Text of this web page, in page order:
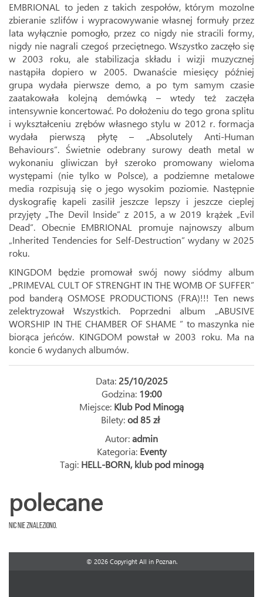
EMBRIONAL to jeden z takich zespołów, którym mozolne
zbieranie szlifów i wypracowywanie własnej formuły przez
lata wyłącznie pomogło, przez co nigdy nie stracili formy,
nigdy nie nagrali czegoś przeciętnego. Wszystko zaczęło się
w 2003 roku, ale stabilizacja składu i wizji muzycznej
nastąpiła dopiero w 2005. Dwanaście miesięcy później
grupa wydała pierwsze demo, a po tym samym czasie
zaatakowała kolejną demówką – wtedy też zaczęła
intensywnie koncertować. Po dołożeniu do tego grona splitu
i wykształceniu zrębów własnego stylu w 2012 r. formacja
wydała pierwszą płytę – „Absolutely Anti-Human
Behaviours”. Świetnie odebrany surowy death metal w
wykonaniu gliwiczan był szeroko promowany wieloma
występami (nie tylko w Polsce), a podziemne metalowe
media rozpisują się o jego wysokim poziomie. Następnie
dyskografię kapeli zasilił jeszcze lepszy i jeszcze cieplej
przyjęty „The Devil Inside” z 2015, a w 2019 krążek „Evil
Dead”. Obecnie EMBRIONAL promuje najnowszy album
„Inherited Tendencies for Self-Destruction” wydany w 2025
roku.
KINGDOM będzie promował swój nowy siódmy album
„PRIMEVAL CULT OF STRENGHT IN THE WOMB OF SUFFER”
pod banderą OSMOSE PRODUCTIONS (FRA)!!! Ten news
zelektryzował Wszystkich. Poprzedni album „ABUSIVE
WORSHIP IN THE CHAMBER OF SHAME ” to maszynka nie
biorąca jeńców. KINGDOM powstał w 2003 roku. Ma na
koncie 6 wydanych albumów.
Data: 25/10/2025
Godzina: 19:00
Miejsce: Klub Pod Minogą
Bilety:od 85 zł
Autor:admin
Kategoria: Eventy
Tagi: HELL-BORN, klub pod minogą
polecane
Nic nie znaleziono.
© 2026 Copyright All in Poznan.